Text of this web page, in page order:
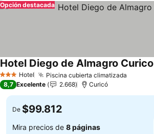
Opción destacada
3 Estrellas
Hotel Piscina cubierta climatizada
Hotel Diego de Almagro Curico
8,7 Excelente 2.668 Curicó
De $99.812
Mira precios de 8 páginas